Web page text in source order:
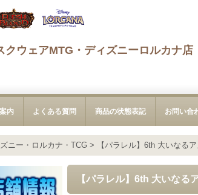
クウェアMTG・ディズニーロルカナ店
内 よくある質問 商品の状態表記 お問い合
ニー・ロルカナ・TCG > 【パラレル】6th 大いなる
【パラレル】6th 大いなる